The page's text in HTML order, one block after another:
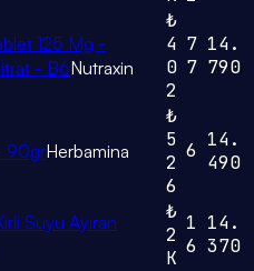
125 Mg -
- B6Nutraxin
₺
4
0
2
7
7
14.
790
90grHerbamina
₺
5
2
6
6 14.
490
Suyu Ayıran
₺
2
K
1
6
14.
370